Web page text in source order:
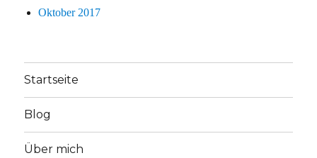
Oktober 2017
Startseite
Blog
Über mich